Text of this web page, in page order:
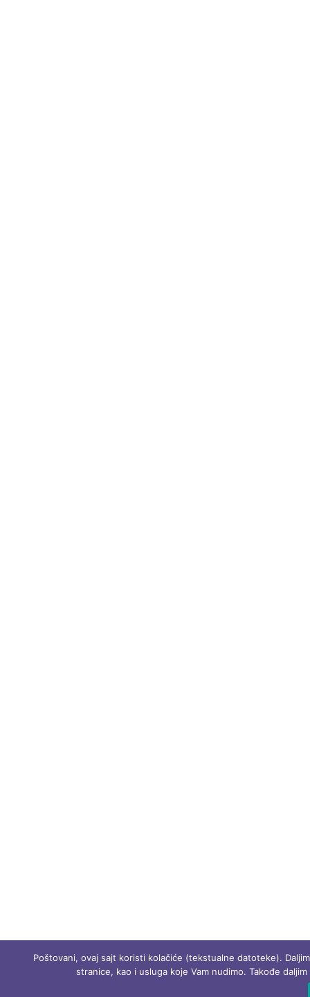
Poštovani, ovaj sajt koristi kolačiće (tekstualne datoteke).
stranice, kao i usluga koje Vam nudimo. Takođe